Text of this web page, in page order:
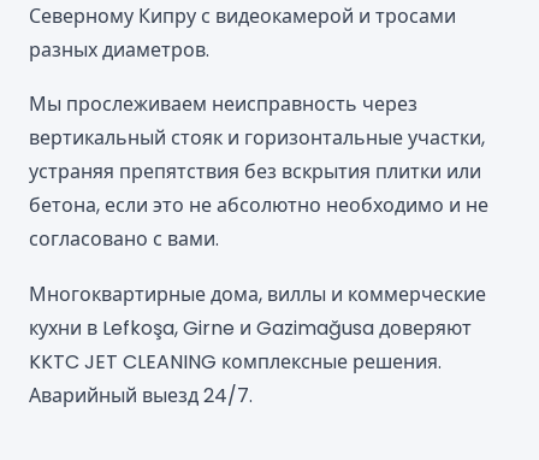
Северному Кипру с видеокамерой и тросами
разных диаметров.
Мы прослеживаем неисправность через
вертикальный стояк и горизонтальные участки,
устраняя препятствия без вскрытия плитки или
бетона, если это не абсолютно необходимо и не
согласовано с вами.
Многоквартирные дома, виллы и коммерческие
кухни в Lefkoşa, Girne и Gazimağusa доверяют
KKTC JET CLEANING комплексные решения.
Аварийный выезд 24/7.